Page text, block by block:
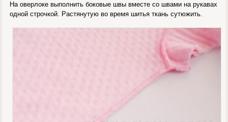
На оверлоке выполнить боковые швы вместе со швами на рукавах
одной строчкой. Растянутую во время шитья ткань сутюжить.